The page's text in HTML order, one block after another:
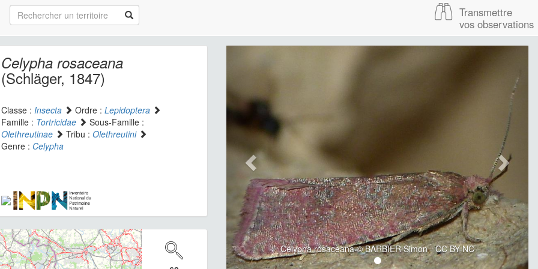
Transmettre
vos observations
Celypha rosaceana
(Schläger, 1847)
Classe : Insecta Ordre : Lepidoptera
Famille : Tortricidae
Sous-Famille :
Olethreutinae
Tribu : Olethreutini
Genre : Celypha
Celypha rosaceana © BARBIER Simon - CC BY-NC